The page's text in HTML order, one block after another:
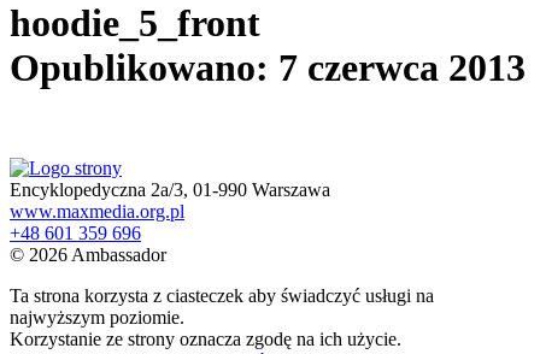
hoodie_5_front
Opublikowano: 7 czerwca 2013
Encyklopedyczna 2a/3, 01-990 Warszawa
www.maxmedia.org.pl
+48 601 359 696
© 2026 Ambassador
Ta strona korzysta z ciasteczek aby świadczyć usługi na
najwyższym poziomie.
Korzystanie ze strony oznacza zgodę na ich użycie.